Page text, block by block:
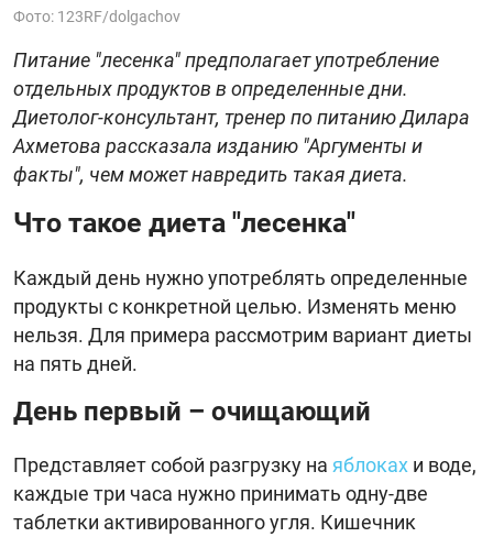
Фото: 123RF/dolgachov
Питание "лесенка" предполагает употребление
отдельных продуктов в определенные дни.
Диетолог-консультант, тренер по питанию Дилара
Ахметова рассказала изданию "Аргументы и
факты", чем может навредить такая диета.
Что такое диета "лесенка"
Каждый день нужно употреблять определенные
продукты с конкретной целью. Изменять меню
нельзя. Для примера рассмотрим вариант диеты
на пять дней.
День первый – очищающий
Представляет собой разгрузку на яблоках и воде,
каждые три часа нужно принимать одну-две
таблетки активированного угля. Кишечник